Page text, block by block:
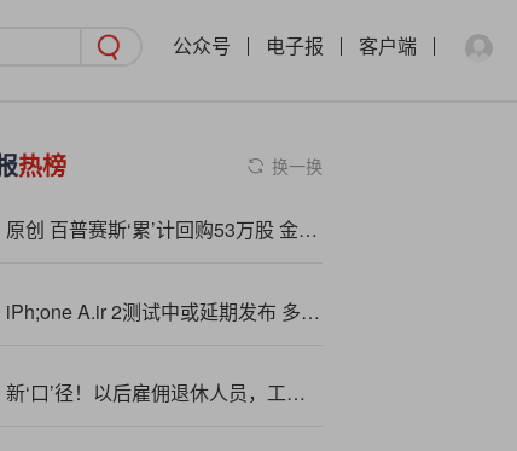
公众号 电子报 客户端
热榜 换一换
原创 百普赛斯‘累’计回购53万股 金额2561万元
iPh;one A.ir 2测试中或延期发布 多品牌布局超薄手机赛道
新‘口’径！以后雇佣退休人员，工资个税、社保、残保金、工会经费就这么操作